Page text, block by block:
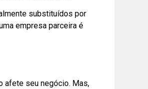
substituídos por
empresa parceira é
afete seu negócio. Mas,